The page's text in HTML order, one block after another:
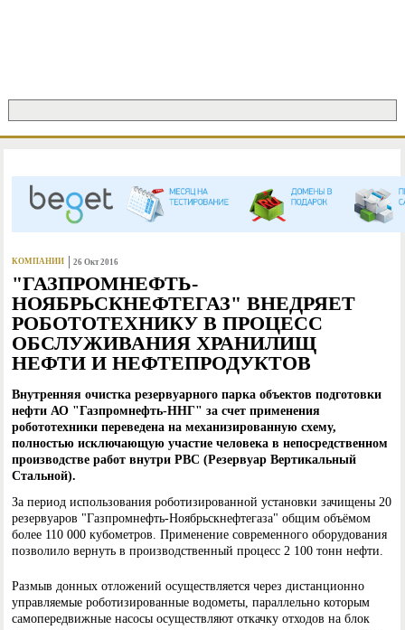
ФОРМА ПОИСКА
КОМПАНИИ 26 Окт 2016
"ГАЗПРОМНЕФТЬ-
НОЯБРЬСКНЕФТЕГАЗ" ВНЕДРЯЕТ
РОБОТОТЕХНИКУ В ПРОЦЕСС
ОБСЛУЖИВАНИЯ ХРАНИЛИЩ
НЕФТИ И НЕФТЕПРОДУКТОВ
Внутренняя очистка резервуарного парка объектов подготовки
нефти АО "Газпромнефть-ННГ" за счет применения
робототехники переведена на механизированную схему,
полностью исключающую участие человека в непосредственном
производстве работ внутри РВС (Резервуар Вертикальный
Стальной).
За период использования роботизированной установки зачищены 20
резервуаров "Газпромнефть-Ноябрьскнефтегаза" общим объёмом
более 110 000 кубометров. Применение современного оборудования
позволило вернуть в производственный процесс 2 100 тонн нефти.
Размыв донных отложений осуществляется через дистанционно
управляемые роботизированные водометы, параллельно которым
самопередвижные насосы осуществляют откачку отходов на блок